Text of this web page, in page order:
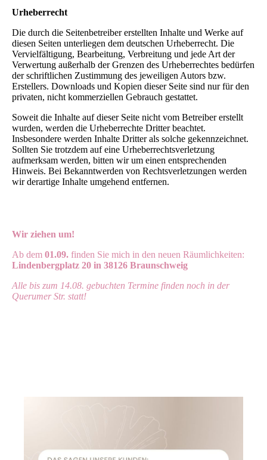
Urheberrecht
Die durch die Seitenbetreiber erstellten Inhalte und Werke auf
diesen Seiten unterliegen dem deutschen Urheberrecht. Die
Vervielfältigung, Bearbeitung, Verbreitung und jede Art der
Verwertung außerhalb der Grenzen des Urheberrechtes bedürfen
der schriftlichen Zustimmung des jeweiligen Autors bzw.
Erstellers. Downloads und Kopien dieser Seite sind nur für den
privaten, nicht kommerziellen Gebrauch gestattet.
Soweit die Inhalte auf dieser Seite nicht vom Betreiber erstellt
wurden, werden die Urheberrechte Dritter beachtet.
Insbesondere werden Inhalte Dritter als solche gekennzeichnet.
Sollten Sie trotzdem auf eine Urheberrechtsverletzung
aufmerksam werden, bitten wir um einen entsprechenden
Hinweis. Bei Bekanntwerden von Rechtsverletzungen werden
wir derartige Inhalte umgehend entfernen.
Wir ziehen um!
Ab dem 01.09. finden Sie mich in den neuen Räumlichkeiten:
Lindenbergplatz 20 in 38126 Braunschweig
Alle bis zum 14.08. gebuchten Termine finden noch in der
Querumer Str. statt!